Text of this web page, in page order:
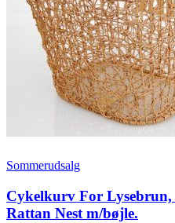
Sommerudsalg
Cykelkurv For Lysebrun,
Rattan Nest m/bøjle.